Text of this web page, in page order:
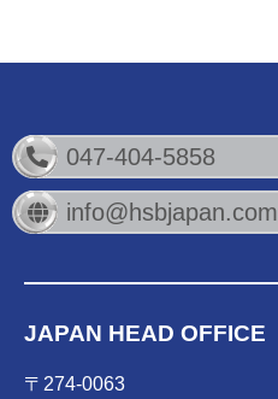
047-404-5858
info@hsbjapan.com
JAPAN HEAD OFFICE
〒274-0063